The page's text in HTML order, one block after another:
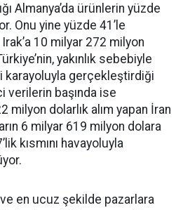
Almanya’da ürünlerin yüzde
Onu yine yüzde 41’le
10 milyar 272 milyon
yakınlık sebebiyle
karayoluyla gerçekleştirdiği
verilerin başında ise
milyon dolarlık alım yapan İran
6 milyar 619 milyon dolara
kısmını havayoluyla
en ucuz şekilde pazarlara